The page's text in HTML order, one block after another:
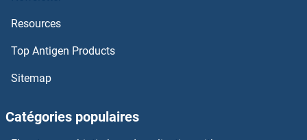
MASA Anticorps
MAS1 Anticorps
Resources
Top Antigen Products
Sitemap
Catégories populaires